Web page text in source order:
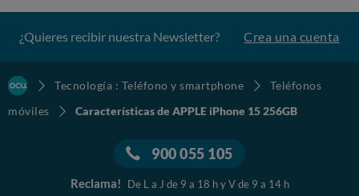
¿Quieres recibir nuestra Newsletter? Crea una cuenta
Tecnología : Teléfono y smartphone
Teléfonos
móviles
Características de APPLE iPhone 15 256GB
900 055 105
Reclama! De L a J de 9 a 18 h y V de 9 a 14 h